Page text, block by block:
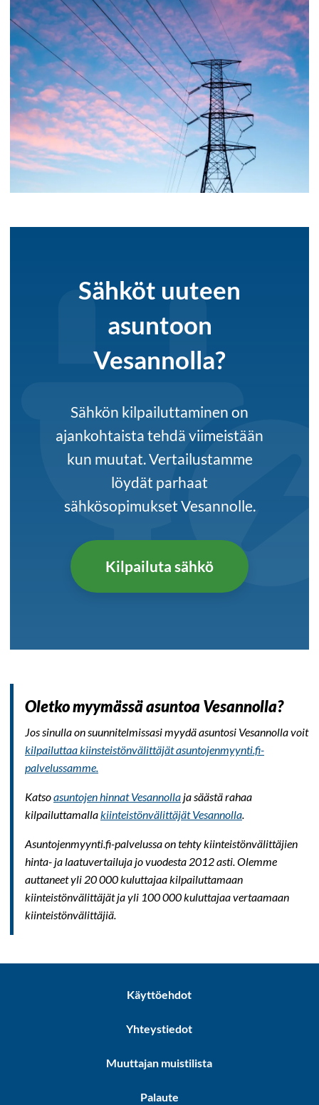
Sähköt uuteen
asuntoon
Vesannolla?
Sähkön kilpailuttaminen on
ajankohtaista tehdä viimeistään
kun muutat. Vertailustamme
löydät parhaat
sähkösopimukset Vesannolle.
Kilpailuta sähkö
Oletko myymässä asuntoa Vesannolla?
Jos sinulla on suunnitelmissasi myydä asuntosi Vesannolla voit
kilpailuttaa kiinsteistönvälittäjät asuntojenmyynti.fi-
palvelussamme.
Katsoasuntojen hinnat Vesannolla ja säästä rahaa
kilpailuttamallakiinteistönvälittäjät Vesannolla.
Asuntojenmyynti.fi-palvelussa on tehty kiinteistönvälittäjien
hinta- ja laatuvertailuja jo vuodesta 2012 asti. Olemme
auttaneet yli 20 000 kuluttajaa kilpailuttamaan
kiinteistönvälittäjät ja yli 100 000 kuluttajaa vertaamaan
kiinteistönvälittäjiä.
Käyttöehdot
Yhteystiedot
Muuttajan muistilista
Palaute